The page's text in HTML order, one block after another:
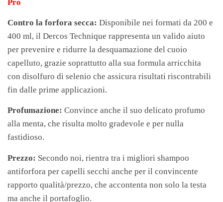
Pro
Contro la forfora secca: Disponibile nei formati da 200 e
400 ml, il Dercos Technique rappresenta un valido aiuto
per prevenire e ridurre la desquamazione del cuoio
capelluto, grazie soprattutto alla sua formula arricchita
con disolfuro di selenio che assicura risultati riscontrabili
fin dalle prime applicazioni.
Profumazione: Convince anche il suo delicato profumo
alla menta, che risulta molto gradevole e per nulla
fastidioso.
Prezzo: Secondo noi, rientra tra i migliori shampoo
antiforfora per capelli secchi anche per il convincente
rapporto qualità/prezzo, che accontenta non solo la testa
ma anche il portafoglio.